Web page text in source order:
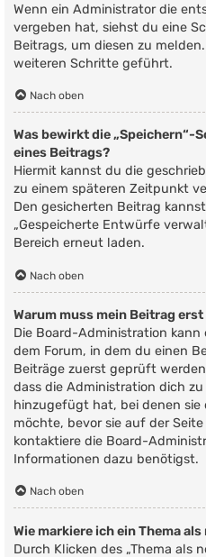
Wenn ein Administrator die
vergeben hat, siehst du eine
Beitrags, um diesen zu
weiteren Schritte geführt.
Nach oben
Was bewirkt die „Speichern“-
eines Beitrags?
Hiermit kannst du die
zu einem späteren Zeitpunkt
Den gesicherten Beitrag
„Gespeicherte Entwürfe
Bereich erneut laden.
Nach oben
Warum muss mein Beitrag
Die Board-Administration
dem Forum, in dem du einen
Beiträge zuerst geprüft
dass die Administration dich
hinzugefügt hat, bei denen
möchte, bevor sie auf der
kontaktiere die Board-
Informationen dazu benötigst.
Nach oben
Wie markiere ich ein Thema als
Durch Klicken des „Thema als